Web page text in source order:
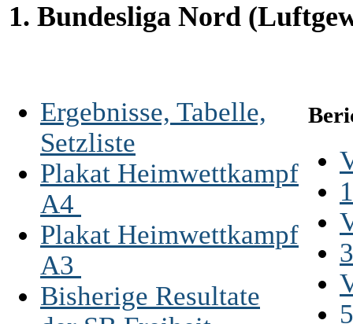
1. Bundesliga Nord
Ergebnisse, Tabelle,
Setzliste
Plakat Heimwettkampf
A4
Plakat Heimwettkampf
A3
Bisherige Resultate